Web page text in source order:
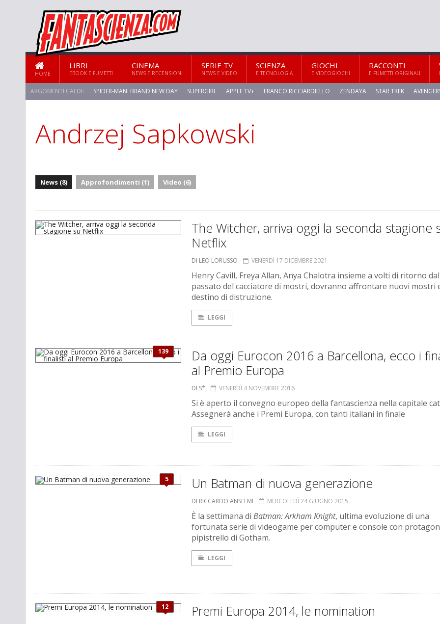
HOME
LIBRI
EBOOK E FUMETTI
CINEMA
NEWS E RECENSIONI
SERIE TV
NEWS E VIDEO
SCIENZA
E TECNOLOGIA
GIOCHI
E VIDEOGIOCHI
RACCONTI
E FUMETTI ORIGINALI
ARGOMENTI CALDI: SPIDER-MAN: BRAND NEW DAY SUPERGIRL APPLE TV+ FRANCO RICCIARDIELLO ZENDAYA STAR TREK
STAR TREK: STRANGE NEW WORLDS
Andrzej Sapkowski
News (8) Approfondimenti (1) Video (6)
The Witcher, arriva oggi la seconda stagione
Netflix
DI LEO LORUSSO VENERDÌ 17 DICEMBRE 2021
Henry Cavill, Freya Allan, Anya Chalotra insieme a volti di ritorno dal
passato del cacciatore di mostri, dovranno affrontare nuovi mostri
destino di distruzione.
LEGGI
139
Da oggi Eurocon 2016 a Barcellona, ecco i
al Premio Europa
DI S* VENERDÌ 4 NOVEMBRE 2016
Si è aperto il convegno europeo della fantascienza nella capitale
Assegnerà anche i Premi Europa, con tanti italiani in finale
LEGGI
5 Un Batman di nuova generazione
DI RICCARDO ANSELMI MERCOLEDÌ 24 GIUGNO 2015
È la settimana di Batman: Arkham Knight, ultima evoluzione di una
fortunata serie di videogame per computer e console con
pipistrello di Gotham.
LEGGI
12 Premi Europa 2014, le nomination